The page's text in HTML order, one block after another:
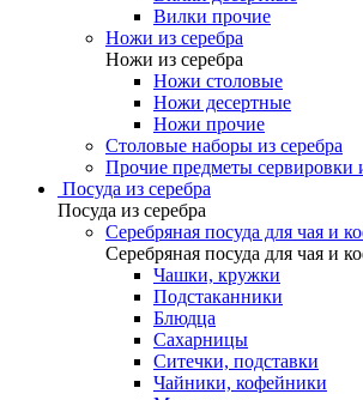
Вилки прочие
Ножи из серебра
Ножи из серебра
Ножи столовые
Ножи десертные
Ножи прочие
Столовые наборы из серебра
Прочие предметы сервировки
Посуда из серебра
Посуда из серебра
Серебряная посуда для чая и
Серебряная посуда для чая и
Чашки, кружки
Подстаканники
Блюдца
Сахарницы
Ситечки, подставки
Чайники, кофейники